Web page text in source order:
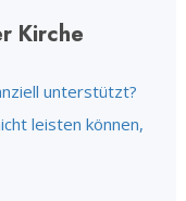
Kirche
unterstützt?
leisten können,